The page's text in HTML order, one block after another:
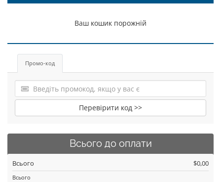
Ваш кошик порожній
Промо-код
Перевірити код >>
Всього до оплати
Всього $0,00
Всього